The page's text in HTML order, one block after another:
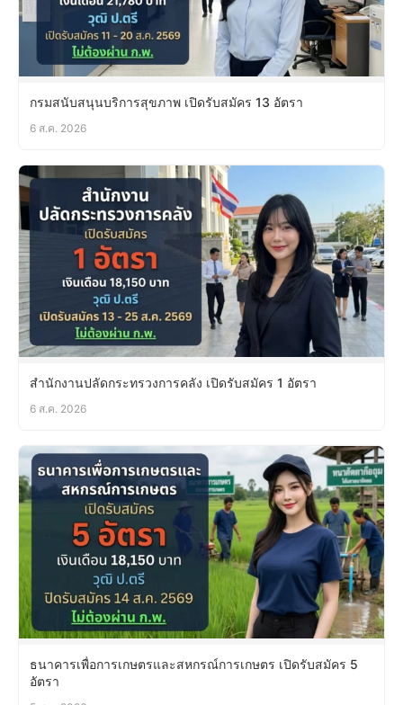
กรมสนับสนุนบริการสุขภาพ เปิดรับสมัคร 13 อัตรา
6 ส.ค. 2026
สำนักงานปลัดกระทรวงการคลัง เปิดรับสมัคร 1 อัตรา
6 ส.ค. 2026
ธนาคารเพื่อการเกษตรและสหกรณ์การเกษตร เปิดรับสมัคร 5
อัตรา